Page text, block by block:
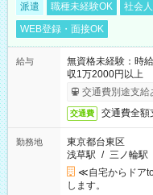
派遣 職種未経験OK 社会
WEB登録・面接OK
給与
無資格未経験：
収1万2000円以上
交通費別途支給
交通費 交通費全額
勤務地
東京都台東区
浅草駅 / 三ノ輪駅
≪自宅からドア
します。